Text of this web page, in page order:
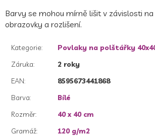
Barvy se mohou mírně lišit v závislosti
obrazovky a rozlišení.
Kategorie:
Povlaky na polštářky
Záruka:
2 roky
EAN:
8595673441868
Barva:
Bílé
Rozměr:
40 x 40 cm
Gramáž:
120 g/m2